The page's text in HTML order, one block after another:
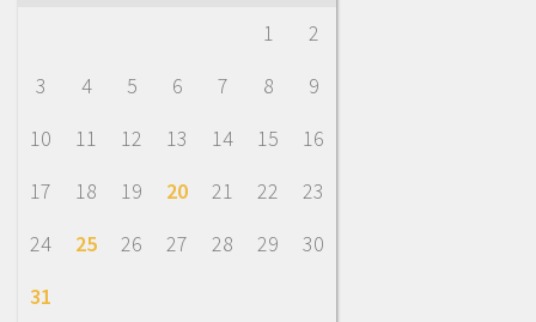
1
2
3
4 5 6 7 8
9
10
11 12 13 14 15
16
17
18 19 20 21 22
23
24
25 26 27 28 29
30
31